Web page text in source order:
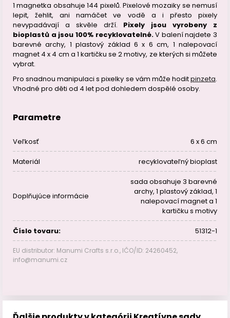
1 magnetka obsahuje 144 pixelů. Pixelové mozaiky se nemusí
lepit, žehlit, ani namáčet ve vodě a i přesto pixely
nevypadávají a skvěle drží. Pixely jsou vyrobeny z
bioplastů a jsou 100% recyklovatelné.V balení najdete 3
barevné archy, 1 plastový základ 6 x 6 cm, 1 nalepovací
magnet 4 x 4 cm a 1 kartičku se 2 motivy, ze kterých si můžete
vybrat.
Pro snadnou manipulaci s pixelky se vám může hoditpinzeta.
Vhodné pro děti od 4 let pod dohledem dospělé osoby.
Parametre
Veľkosť 6 x 6 cm
Materiál recyklovateľný bioplast
Doplňujúce informácie
sada obsahuje 3 barevné
archy, 1 plastový základ, 1
nalepovací magnet a 1
kartičku s motivy
Číslo tovaru: 51312-1
EU distributor: Manumi Crafts s.r.o., IČO/ID: 24260452,
info@manumi.cz